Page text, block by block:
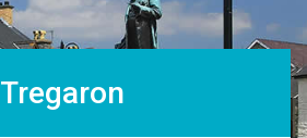
Tregaron